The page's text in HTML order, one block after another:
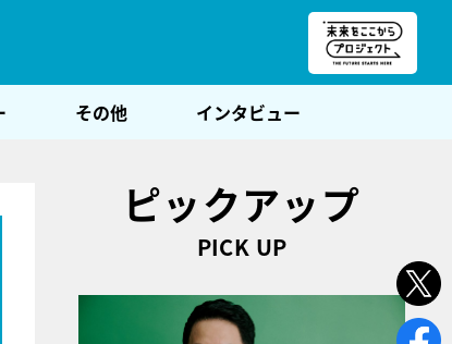
その他 インタビュー
ピックアップ
PICK UP